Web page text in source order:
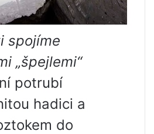
spojíme
„špejlemi“
potrubí
hadici a
do